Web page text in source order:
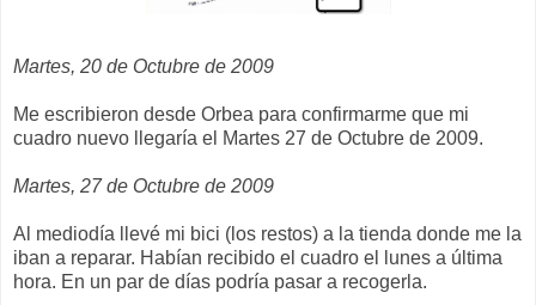
Martes, 20 de Octubre de 2009
Me escribieron desde Orbea para confirmarme que mi
cuadro nuevo llegaría el Martes 27 de Octubre de 2009.
Martes, 27 de Octubre de 2009
Al mediodía llevé mi bici (los restos) a la tienda donde me la
iban a reparar. Habían recibido el cuadro el lunes a última
hora. En un par de días podría pasar a recogerla.